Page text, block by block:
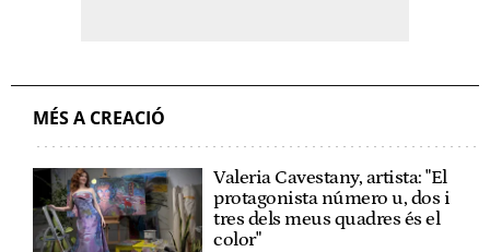
MÉS A CREACIÓ
Valeria Cavestany, artista: "El
protagonista número u, dos i
tres dels meus quadres és el
color"